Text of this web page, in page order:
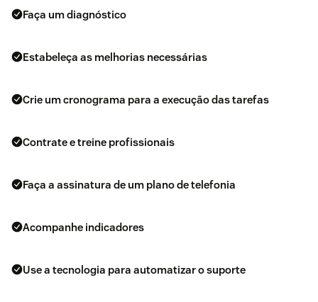
Faça um diagnóstico
Estabeleça as melhorias necessárias
Crie um cronograma para a execução das tarefas
Contrate e treine profissionais
Faça a assinatura de um plano de telefonia
Acompanhe indicadores
Use a tecnologia para automatizar o suporte